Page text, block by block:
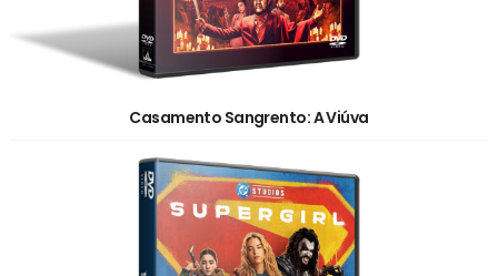
Casamento Sangrento: A Viúva